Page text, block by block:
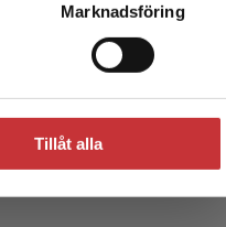
Marknadsföring
Tillåt alla